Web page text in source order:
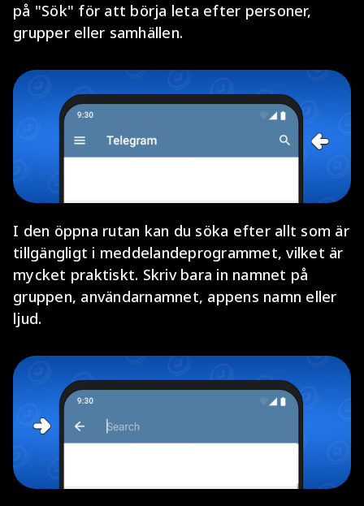
på "Sök" för att börja leta efter personer,
grupper eller samhällen.
I den öppna rutan kan du söka efter allt som är
tillgängligt i meddelandeprogrammet, vilket är
mycket praktiskt. Skriv bara in namnet på
gruppen, användarnamnet, appens namn eller
ljud.